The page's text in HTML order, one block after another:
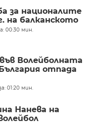
за националите
на балканското
00:30 мин.
Волейболната
отпада
01:20 мин.
Нанева на